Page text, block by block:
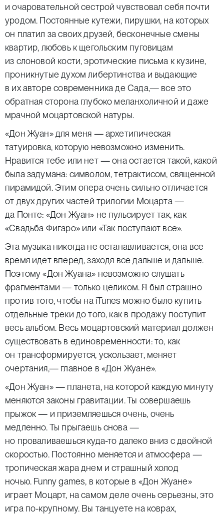
и очаровательной сестрой чувствовал себя почти
уродом. Постоянные кутежи, пирушки, на которых
он платил за своих друзей, бесконечные смены
квартир, любовь к щегольским пуговицам
из слоновой кости, эротические письма к кузине,
проникнутые духом либертинства и выдающие
в их авторе современника де Сада,— все это
обратная сторона глубоко меланхоличной и даже
мрачной моцартовской натуры.
«Дон Жуан» для меня — архетипическая
татуировка, которую невозможно изменить.
Нравится тебе или нет — она остается такой, какой
была задумана: символом, тетрактисом, священной
пирамидой. Этим опера очень сильно отличается
от двух других частей трилогии Моцарта —
да Понте: «Дон Жуан» не пульсирует так, как
«Свадьба Фигаро» или «Так поступают все».
Эта музыка никогда не останавливается, она все
время идет вперед, заходя все дальше и дальше.
Поэтому «Дон Жуана» невозможно слушать
фрагментами — только целиком. Я был страшно
против того, чтобы на iTunes можно было купить
отдельные треки до того, как в продажу поступит
весь альбом. Весь моцартовский материал должен
существовать в единовременности: то, как
он трансформируется, ускользает, меняет
очертания,— главное в «Дон Жуане».
«Дон Жуан» — планета, на которой каждую минуту
меняются законы гравитации. Ты совершаешь
прыжок — и приземляешься очень, очень
медленно. Ты прыгаешь снова —
но проваливаешься куда-то далеко вниз с двойной
скоростью. Постоянно меняется и атмосфера —
тропическая жара днем и страшный холод
ночью. Funny games, в которые в «Дон Жуане»
играет Моцарт, на самом деле очень серьезны, это
игра по-крупному. Вы танцуете на коврах,